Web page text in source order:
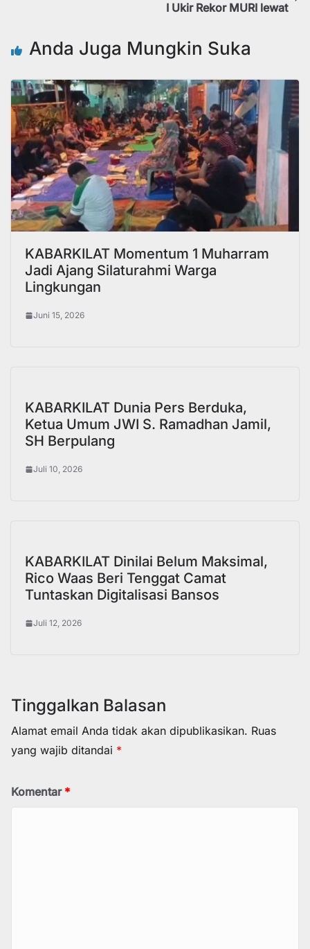
I Ukir Rekor MURI lewat
Anda Juga Mungkin Suka
KABARKILAT Momentum 1 Muharram
Jadi Ajang Silaturahmi Warga
Lingkungan
Juni 15, 2026
KABARKILAT Dunia Pers Berduka,
Ketua Umum JWI S. Ramadhan Jamil,
SH Berpulang
Juli 10, 2026
KABARKILAT Dinilai Belum Maksimal,
Rico Waas Beri Tenggat Camat
Tuntaskan Digitalisasi Bansos
Juli 12, 2026
Tinggalkan Balasan
Alamat email Anda tidak akan dipublikasikan. Ruas
yang wajib ditandai *
Komentar *